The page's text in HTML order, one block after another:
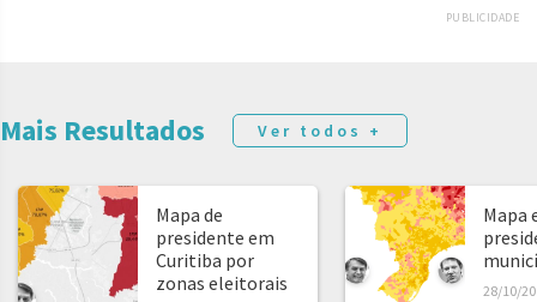
PUBLICIDADE
Mais Resultados Ver todos +
Mapa de
presidente em
Curitiba por
zonas eleitorais
Mapa
28/10/